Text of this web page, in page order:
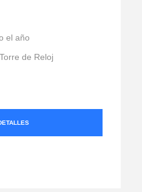
el año
de Reloj